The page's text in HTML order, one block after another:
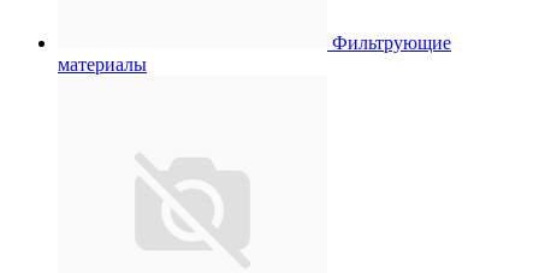
Фильтрующие
материалы